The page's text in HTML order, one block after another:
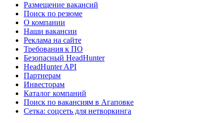
Размещение вакансий
Поиск по резюме
О компании
Наши вакансии
Реклама на сайте
Требования к ПО
Безопасный HeadHunter
HeadHunter API
Партнерам
Инвесторам
Каталог компаний
Поиск по вакансиям в Агаповке
Сетка: соцсеть для нетворкинга